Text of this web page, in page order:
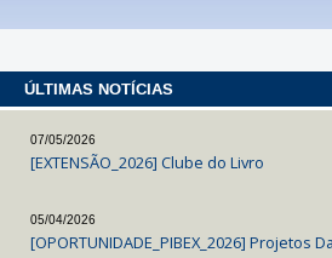
ÚLTIMAS NOTÍCIAS
07/05/2026
[EXTENSÃO_2026] Clube do Livro
05/04/2026
[OPORTUNIDADE_PIBEX_2026] Projetos